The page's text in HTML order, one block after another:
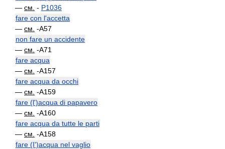
— см. - P1036
fare con l'accetta
— см. -A57
non fare un accidente
— см. -A71
fare acqua
— см. -A157
fare acqua da occhi
— см. -A159
fare (l')acqua di papavero
— см. -A160
fare acqua da tutte le parti
— см. -A158
fare (I')acqua nel vaglio